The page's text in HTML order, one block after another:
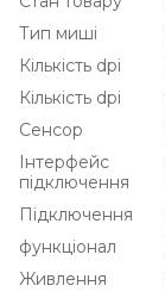
Тип миші
Кількість dpi
Кількість dpi
Сенсор
Інтерфейс
підключення
Підключення
функціонал
Живлення